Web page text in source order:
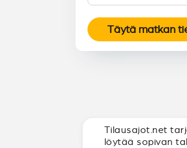
Täytä matkan
Tilausajot.net
löytää sopivan